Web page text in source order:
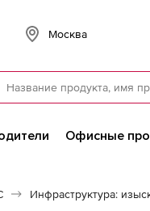
Москва
Офисные